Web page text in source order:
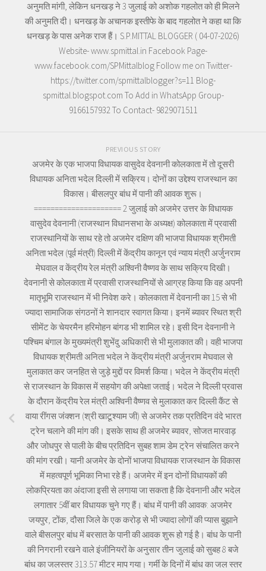
अनुमति मांगी, लेकिन धनखड़ ने 3 जुलाई को अशोक गहलोत को ही मिलने
की अनुमति दी। धनखड़ के अचानक इस्तीफे के बाद गहलोत ने कहा था कि
धनखड़ के पास अनेक राज हैं। S.P.MITTAL BLOGGER ( 04-07-2026)
Website- www.spmittal.in Facebook Page-
www.facebook.com/SPMittalblog Follow me on Twitter-
https://twitter.com/spmittalblogger?s=11 Blog-
spmittal.blogspot.com To Add in WhatsApp Group-
9166157932 To Contact- 9829071511
PREVIOUS STORY
अजमेर के एक भाजपा विधायक वासुदेव देवनानी कोलकाता में तो दूसरी
विधायक अनिता भदेल दिल्ली में सक्रिय। दोनों का उद्देश्य राजस्थान का
विकास। बीसलपुर बांध में पानी की आवक शुरू।
===================== 2 जुलाई को अजमेर उत्तर के विधायक
वासुदेव देवनानी (राजस्थान विधानसभा के अध्यक्ष) कोलकाता में प्रवासी
राजस्थानियों के साथ रहे तो अजमेर दक्षिण की भाजपा विधायक श्रीमती
अनिता भदेल (पूर्व मंत्री) दिल्ली में केंद्रीय कानून एवं न्याय मंत्री अर्जुनराम
मेघवाल व केंद्रीय रेल मंत्री अश्विनी वैष्णव के साथ सक्रिय दिखी।
देवनानी से कोलकाता में प्रवासी राजस्थानियों से आग्रह किया कि वह अपनी
मातृभूमि राजस्थान में भी निवेश करे। कोलकाता में देवनानी का 15 से भी
ज्यादा सामाजिक संगठनों ने शानदार स्वागत किया। इनमें ब्यावर स्थित श्री
सीमेंट के चेयरमैन हरिमोहन बांगड भी शामिल रहे। इसी दिन देवनानी ने
पश्चिम बंगाल के मुख्यमंत्री शुभेंदु अधिकारी से भी मुलाकात की। वही भाजपा
विधायक श्रीमती अनिता भदेल ने केंद्रीय मंत्री अर्जुनराम मेघवाल से
मुलाकात कर जनहित से जुड़े मुद्दों पर विमर्श किया। भदेल ने केंद्रीय मंत्री
से राजस्थान के विकास में सहयोग की अपेक्षा जताई। भदेल ने दिल्ली प्रवास
के दौरान केंद्रीय रेल मंत्री अश्विनी वैष्णव से मुलाकात कर दिल्ली कैंट से
वाया रींगस जंक्शन (श्री खाटूश्याम जी) से अजमेर तक प्रतिदिन वंदे भारत
ट्रेन चलाने की मांग की। इसके साथ ही अजमेर ब्यावर, सोजत मारवाड़
और जोधपुर से पाली के बीच प्रतिदिन सुबह शाम डेम ट्रेन संचालित करने
की मांग रखी। यानी अजमेर के दोनों भाजपा विधायक राजस्थान के विकास
में महत्वपूर्ण भूमिका निभा रहे हैं। अजमेर में इन दोनों विधायकों की
लोकप्रियता का अंदाजा इसी से लगाया जा सकता है कि देवनानी और भदेल
लगातार 5वीं बार विधायक चुने गए हैं। बांध में पानी की आवक: अजमेर
जयपुर, टोंक, दौसा जिले के एक करोड़ से भी ज्यादा लोगों की प्यास बुझाने
वाले बीसलपुर बांध में बरसात के पानी की आवक शुरू हो गई है। बांध के पानी
की निगरानी रखने वाले इंजीनियरों के अनुसार तीन जुलाई को सुबह 8 बजे
बांध का जलस्तर 313.57 मीटर माप गया। गर्मी के दिनों में बांध का जल स्तर